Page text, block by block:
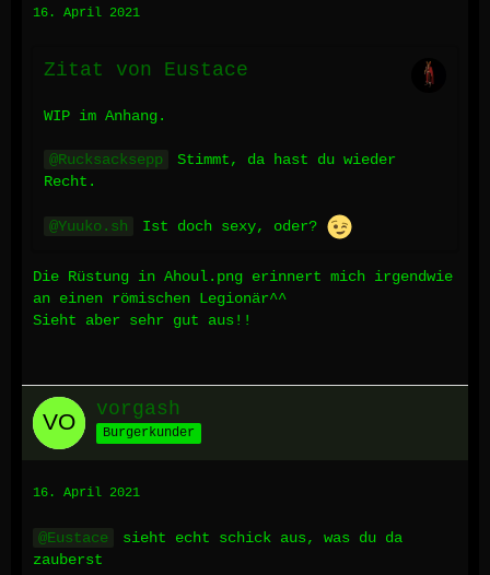
16. April 2021
Zitat von Eustace
WIP im Anhang.
Rucksacksepp
Stimmt, da hast du wieder
Recht.
Yuuko.sh Ist doch sexy, oder?
Die Rüstung in Ahoul.png erinnert mich irgendwie
an einen römischen Legionär^^
Sieht aber sehr gut aus!!
vorgash
Burgerkunder
16. April 2021
Eustace
sieht echt schick aus, was du da
zauberst